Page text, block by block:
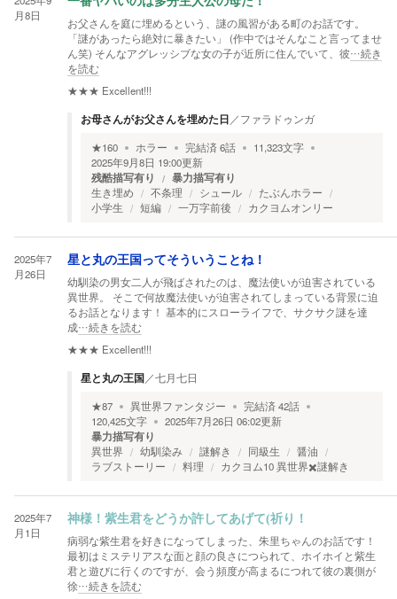
月8日
お父さんを庭に埋めるという、謎の風習がある町のお話です。
「謎があったら絶対に暴きたい」 (作中ではそんなこと言ってませ
ん笑) そんなアグレッシブな女の子が近所に住んでいて、彼…続き
を読む
★★★ Excellent!!!
お母さんがお父さんを埋めた日 ／ファラドゥンガ
★160 ホラー 完結済6話 11,323文字
2025年9月8日 19:00更新
残酷描写有り 暴力描写有り
生き埋め 不条理 シュール
たぶんホラー
小学生
短編 一万字前後 カクヨムオンリー
2025年7
月26日
星と丸の王国ってそういうことね！
幼馴染の男女二人が飛ばされたのは、魔法使いが迫害されている
異世界。 そこで何故魔法使いが迫害されてしまっている背景に迫
るお話となります！ 基本的にスローライフで、サクサク謎を達
成…続きを読む
★★★ Excellent!!!
星と丸の王国／七月七日
★87 異世界ファンタジー 完結済42話
120,425文字 2025年7月26日 06:02更新
暴力描写有り
異世界 幼馴染み 謎解き 同級生
醤油
ラブストーリー
料理 カクヨム10 異世界✖️謎解き
2025年7
月1日
神様！紫生君をどうか許してあげて(祈り！
病弱な紫生君を好きになってしまった、朱里ちゃんのお話です！
最初はミステリアスな面と顔の良さにつられて、ホイホイと紫生
君と遊びに行くのですが、会う頻度が高まるにつれて彼の裏側が
徐…続きを読む